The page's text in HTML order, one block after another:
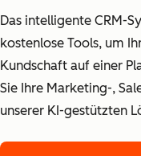
Das intelligente CRM-
kostenlose Tools, um
Kundschaft auf einer
Sie Ihre Marketing-,
unserer KI-gestützten